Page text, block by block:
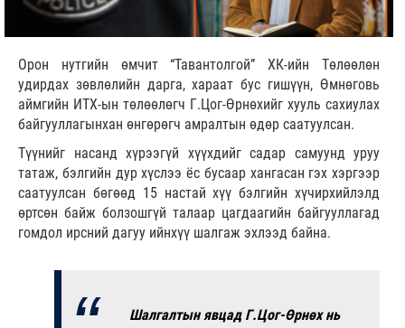
Орон нутгийн өмчит “Тавантолгой” ХК-ийн Төлөөлөн
удирдах зөвлөлийн дарга, хараат бус гишүүн, Өмнөговь
аймгийн ИТХ-ын төлөөлөгч Г.Цог-Өрнөхийг хууль сахиулах
байгууллагынхан өнгөрөгч амралтын өдөр саатуулсан.
Түүнийг насанд хүрээгүй хүүхдийг садар самуунд уруу
татаж, бэлгийн дур хүслээ ёс бусаар хангасан гэх хэргээр
саатуулсан бөгөөд 15 настай хүү бэлгийн хүчирхийлэлд
өртсөн байж болзошгүй талаар цагдаагийн байгууллагад
гомдол ирсний дагуу ийнхүү шалгаж эхлээд байна.
Шалгалтын явцад Г.Цог-Өрнөх нь